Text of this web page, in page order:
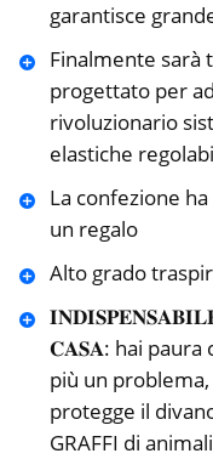
garantisce
Finalmente sarà
progettato per
rivoluzionario
elastiche
La confezione
un regalo
Alto grado
𝐂𝐀𝐒𝐀: hai paura
più un
protegge il
GRAFFI di animali